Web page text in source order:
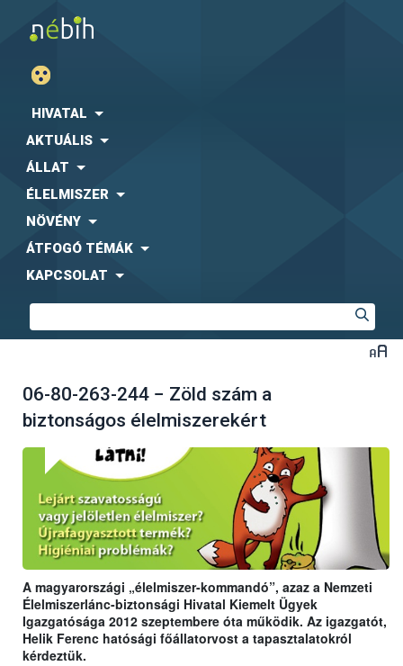
HIVATAL
AKTUÁLIS
ÁLLAT
ÉLELMISZER
NÖVÉNY
ÁTFOGÓ TÉMÁK
KAPCSOLAT
06-80-263-244 − Zöld szám a
biztonságos élelmiszerekért
A magyarországi „élelmiszer-kommandó”, azaz a Nemzeti
Élelmiszerlánc-biztonsági Hivatal Kiemelt Ügyek
Igazgatósága 2012 szeptembere óta működik. Az igazgatót,
Helik Ferenc hatósági főállatorvost a tapasztalatokról
kérdeztük.